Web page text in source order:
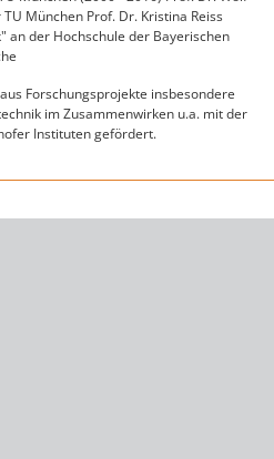
München Prof. Dr. Kristina Reiss
an der Hochschule der Bayerischen
Forschungsprojekte insbesondere
im Zusammenwirken u.a. mit der
Instituten gefördert.